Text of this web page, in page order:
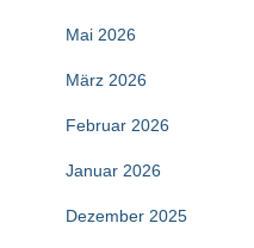
Mai 2026
März 2026
Februar 2026
Januar 2026
Dezember 2025